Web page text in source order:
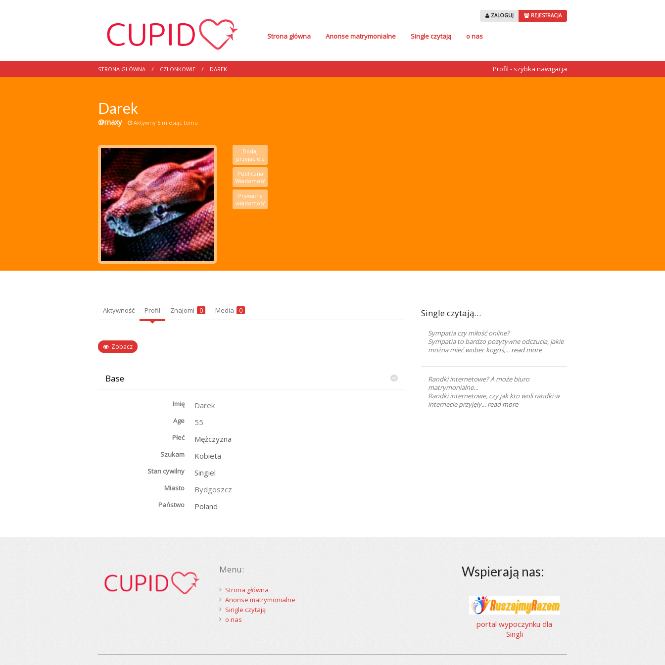
ZALOGUJ REJESTRACJA
Strona główna Anonse matrymonialne Single czytają o nas
STRONA GŁÓWNA CZŁONKOWIE DAREK Profil - szybka nawigacja
Darek
@maxy Aktywny 6 miesiąc temu
Dodaj
przyjaciela
Publiczna
Wiadomość
Prywatna
wiadomość
Aktywność Profil Znajomi 0 Media 0
Zobacz
Base
Imię Darek
Age 55
Płeć Mężczyzna
Szukam Kobieta
Stan cywilny Singiel
Miasto Bydgoszcz
Państwo Poland
Single czytają…
Sympatia czy miłość online?
Sympatia to bardzo pozytywne odczucia, jakie
można mieć wobec kogoś,... read more
Randki internetowe? A może biuro
matrymonialne…
Randki internetowe, czy jak kto woli randki w
internecie przyjęły... read more
Menu:
Strona główna
Anonse matrymonialne
Single czytają
o nas
Wspierają nas:
portal wypoczynku dla
Singli